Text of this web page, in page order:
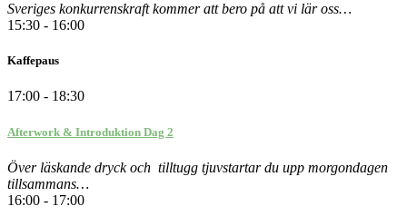
Sveriges konkurrenskraft kommer att bero på att vi lär oss…
15:30 - 16:00
Kaffepaus
17:00 - 18:30
Afterwork & Introduktion Dag 2
Över läskande dryck och tilltugg tjuvstartar du upp morgondagen
tillsammans…
16:00 - 17:00